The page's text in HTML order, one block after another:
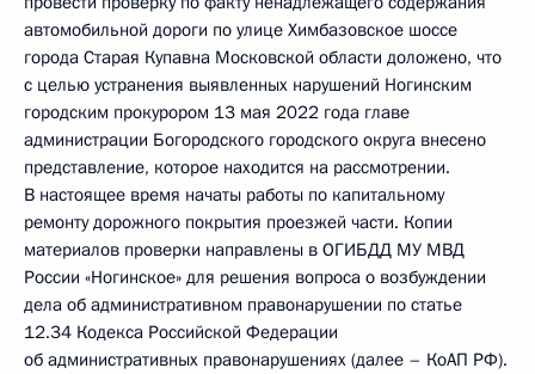
автомобильной дороги по улице Химбазовское шоссе
города Старая Купавна Московской области доложено, что
с целью устранения выявленных нарушений Ногинским
городским прокурором 13 мая 2022 года главе
администрации Богородского городского округа внесено
представление, которое находится на рассмотрении.
В настоящее время начаты работы по капитальному
ремонту дорожного покрытия проезжей части. Копии
материалов проверки направлены в ОГИБДД МУ МВД
России «Ногинское» для решения вопроса о возбуждении
дела об административном правонарушении по статье
12.34 Кодекса Российской Федерации
об административных правонарушениях (далее – КоАП РФ).